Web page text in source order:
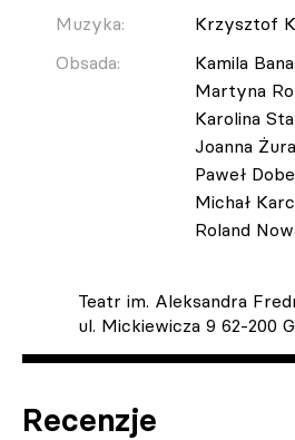
Muzyka:
Krzysztof
Obsada:
Kamila
Martyna
Karolina
Joanna
Paweł
Michał
Roland
Teatr im. Aleksandra
ul. Mickiewicza 9 62-200
Recenzje